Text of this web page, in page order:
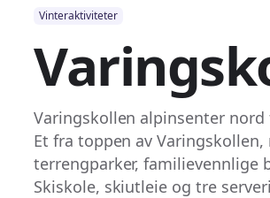
Vinteraktiviteter
Varingskollen alpinsenter
Et fra toppen av
terrengparker, familievennlige
Skiskole, skiutleie og tre